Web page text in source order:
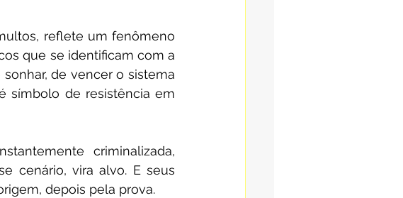
reflete um fenômeno
que se identificam com a
de vencer o sistema
símbolo de resistência em
criminalizada,
cenário, vira alvo. E seus
depois pela prova.